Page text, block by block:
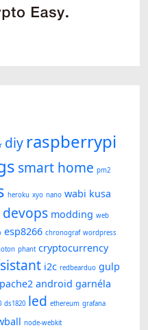
diy raspberrypi
smart home pm2
heroku xyo nano wabi kusa
devops modding web
esp8266 chronograf wordpress
phant cryptocurrency
i2c redbearduo gulp
android garnéla
ds1820 led ethereum grafana
node-webkit